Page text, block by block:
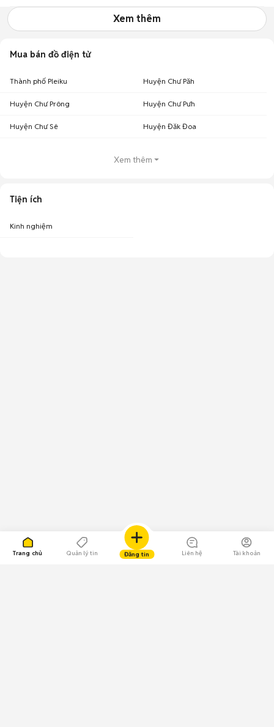
Trang chủ Quản lý tin Đăng tin Liên hệ Tài khoản
Xem thêm
Mua bán đồ điện tử
Thành phố Pleiku Huyện Chư Păh
Huyện Chư Prông Huyện Chư Pưh
Huyện Chư Sê Huyện Đăk Đoa
Xem thêm
Tiện ích
Kinh nghiệm